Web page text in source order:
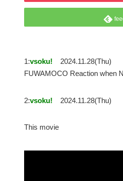
1:vsoku!
2024.11.28(Thu)
FUWAMOCO Reaction when
2:vsoku! 2024.11.28(Thu)
This movie